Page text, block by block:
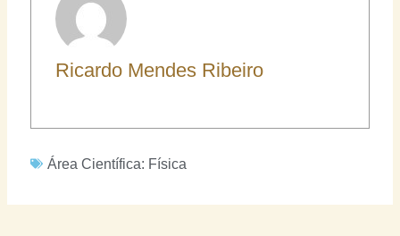
Ricardo Mendes Ribeiro
Área Científica: Física